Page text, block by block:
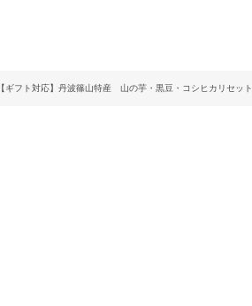
【ギフト対応】丹波篠山特産 山の芋・黒豆・コシヒカリセット